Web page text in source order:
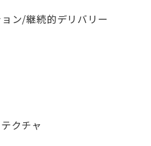
ン/継続的デリバリー
クチャ